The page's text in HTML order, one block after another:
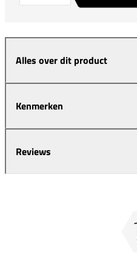
Alles over dit product
Kenmerken
Reviews